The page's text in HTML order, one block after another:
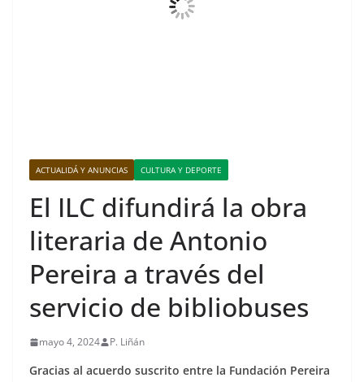
ACTUALIDÁ Y ANUNCIAS CULTURA Y DEPORTE
El ILC difundirá la obra
literaria de Antonio
Pereira a través del
servicio de bibliobuses
mayo 4, 2024 P. Liñán
Gracias al acuerdo suscrito entre la Fundación Pereira